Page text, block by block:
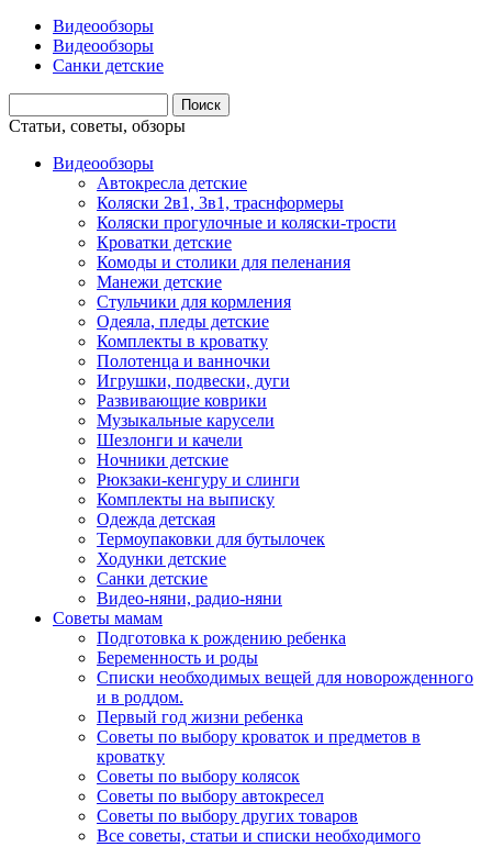
Видеообзоры
Видеообзоры
Санки детские
Статьи, советы, обзоры
Видеообзоры
Автокресла детские
Коляски 2в1, 3в1, траснформеры
Коляски прогулочные и коляски-трости
Кроватки детские
Комоды и столики для пеленания
Манежи детские
Стульчики для кормления
Одеяла, пледы детские
Комплекты в кроватку
Полотенца и ванночки
Игрушки, подвески, дуги
Развивающие коврики
Музыкальные карусели
Шезлонги и качели
Ночники детские
Рюкзаки-кенгуру и слинги
Комплекты на выписку
Одежда детская
Термоупаковки для бутылочек
Ходунки детские
Санки детские
Видео-няни, радио-няни
Советы мамам
Подготовка к рождению ребенка
Беременность и роды
Списки необходимых вещей для новорожденного
и в роддом.
Первый год жизни ребенка
Советы по выбору кроваток и предметов в
кроватку
Советы по выбору колясок
Советы по выбору автокресел
Советы по выбору других товаров
Все советы, статьи и списки необходимого